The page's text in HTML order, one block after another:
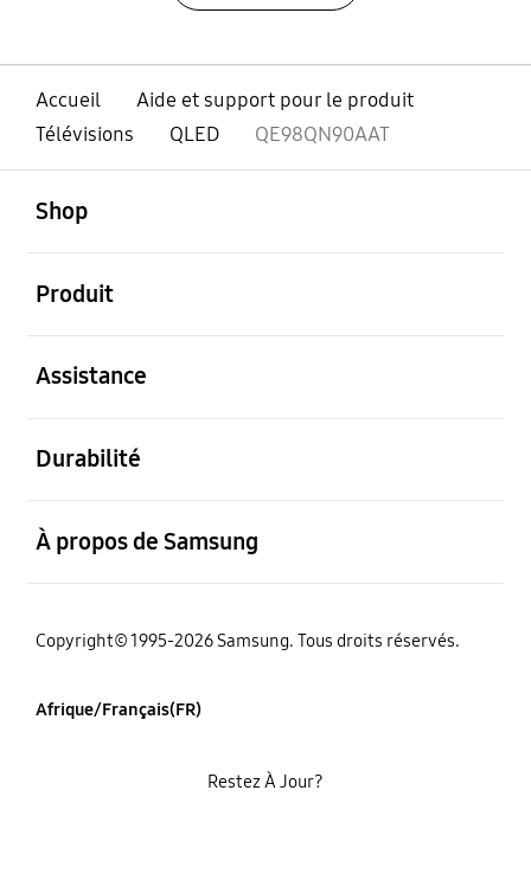
Accueil
Aide et support pour le produit
Télévisions
QLED QE98QN90AAT
Shop
Produit
Assistance
Durabilité
À propos de Samsung
Copyright© 1995-2026 Samsung. Tous droits réservés.
Afrique/Français(FR)
Restez À Jour?